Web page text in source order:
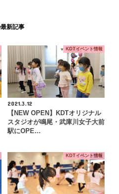
新記事
KDTイベント情報
2021.3.12
【NEW OPEN】KDTオリジナル
スタジオが鳴尾・武庫川女子大前
駅にOPE…
KDTイベント情報